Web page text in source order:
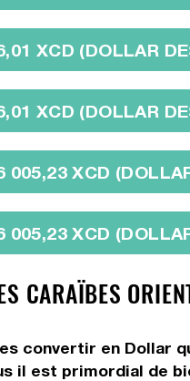
XCD (DOLLAR
XCD (DOLLAR
005,23 XCD
005,23 XCD
CARAÏBES
convertir en Dollar
est primordial de